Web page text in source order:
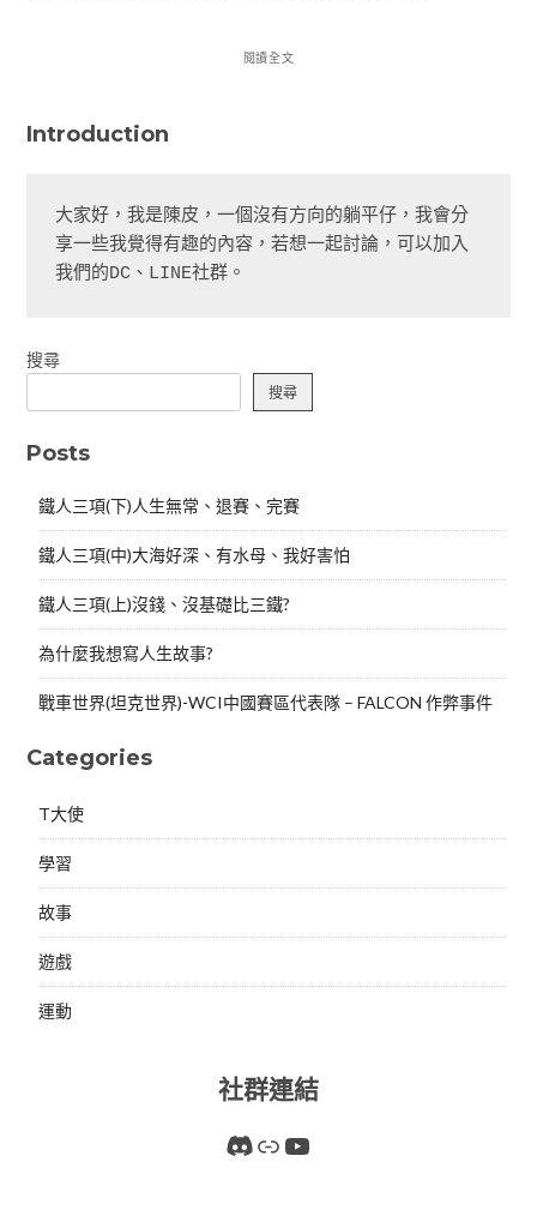
閱讀全文
Introduction
大家好，我是陳皮，一個沒有方向的躺平仔，我會分
享一些我覺得有趣的內容，若想一起討論，可以加入
我們的DC、LINE社群。
搜尋
搜尋
Posts
鐵人三項(下)人生無常、退賽、完賽
鐵人三項(中)大海好深、有水母、我好害怕
鐵人三項(上)沒錢、沒基礎比三鐵?
為什麼我想寫人生故事?
戰車世界(坦克世界)-WCI中國賽區代表隊 – FALCON 作弊事件
Categories
T大使
學習
故事
遊戲
運動
社群連結
Discord
連結YouTube